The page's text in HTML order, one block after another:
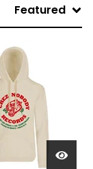
Featured